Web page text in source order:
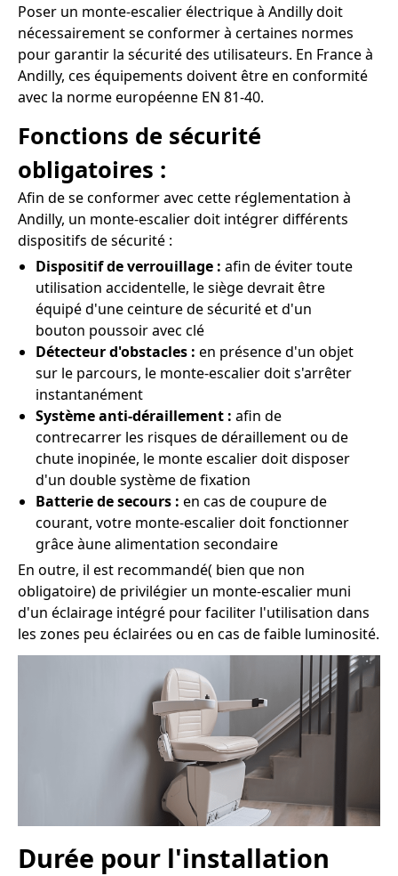
Poser un monte-escalier électrique à Andilly doit
nécessairement se conformer à certaines normes
pour garantir la sécurité des utilisateurs. En France à
Andilly, ces équipements doivent être en conformité
avec la norme européenne EN 81-40.
Fonctions de sécurité
obligatoires :
Afin de se conformer avec cette réglementation à
Andilly, un monte-escalier doit intégrer différents
dispositifs de sécurité :
Dispositif de verrouillage : afin de éviter toute
utilisation accidentelle, le siège devrait être
équipé d'une ceinture de sécurité et d'un
bouton poussoir avec clé
Détecteur d'obstacles : en présence d'un objet
sur le parcours, le monte-escalier doit s'arrêter
instantanément
Système anti-déraillement : afin de
contrecarrer les risques de déraillement ou de
chute inopinée, le monte escalier doit disposer
d'un double système de fixation
Batterie de secours : en cas de coupure de
courant, votre monte-escalier doit fonctionner
grâce àune alimentation secondaire
En outre, il est recommandé( bien que non
obligatoire) de privilégier un monte-escalier muni
d'un éclairage intégré pour faciliter l'utilisation dans
les zones peu éclairées ou en cas de faible luminosité.
Durée pour l'installation